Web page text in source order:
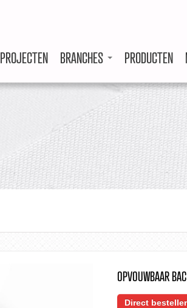
PROJECTEN BRANCHES PRODUCTEN
OPVOUWBAAR
Direct